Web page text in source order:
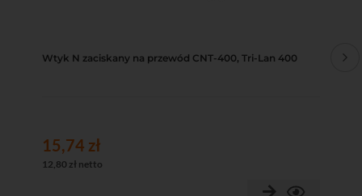
Wtyk N zaciskany na przewód CNT-400, Tri-Lan 400
15,74 zł
12,80 zł netto